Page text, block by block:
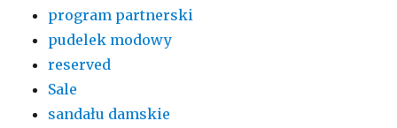
program partnerski
pudelek modowy
reserved
Sale
sandału damskie